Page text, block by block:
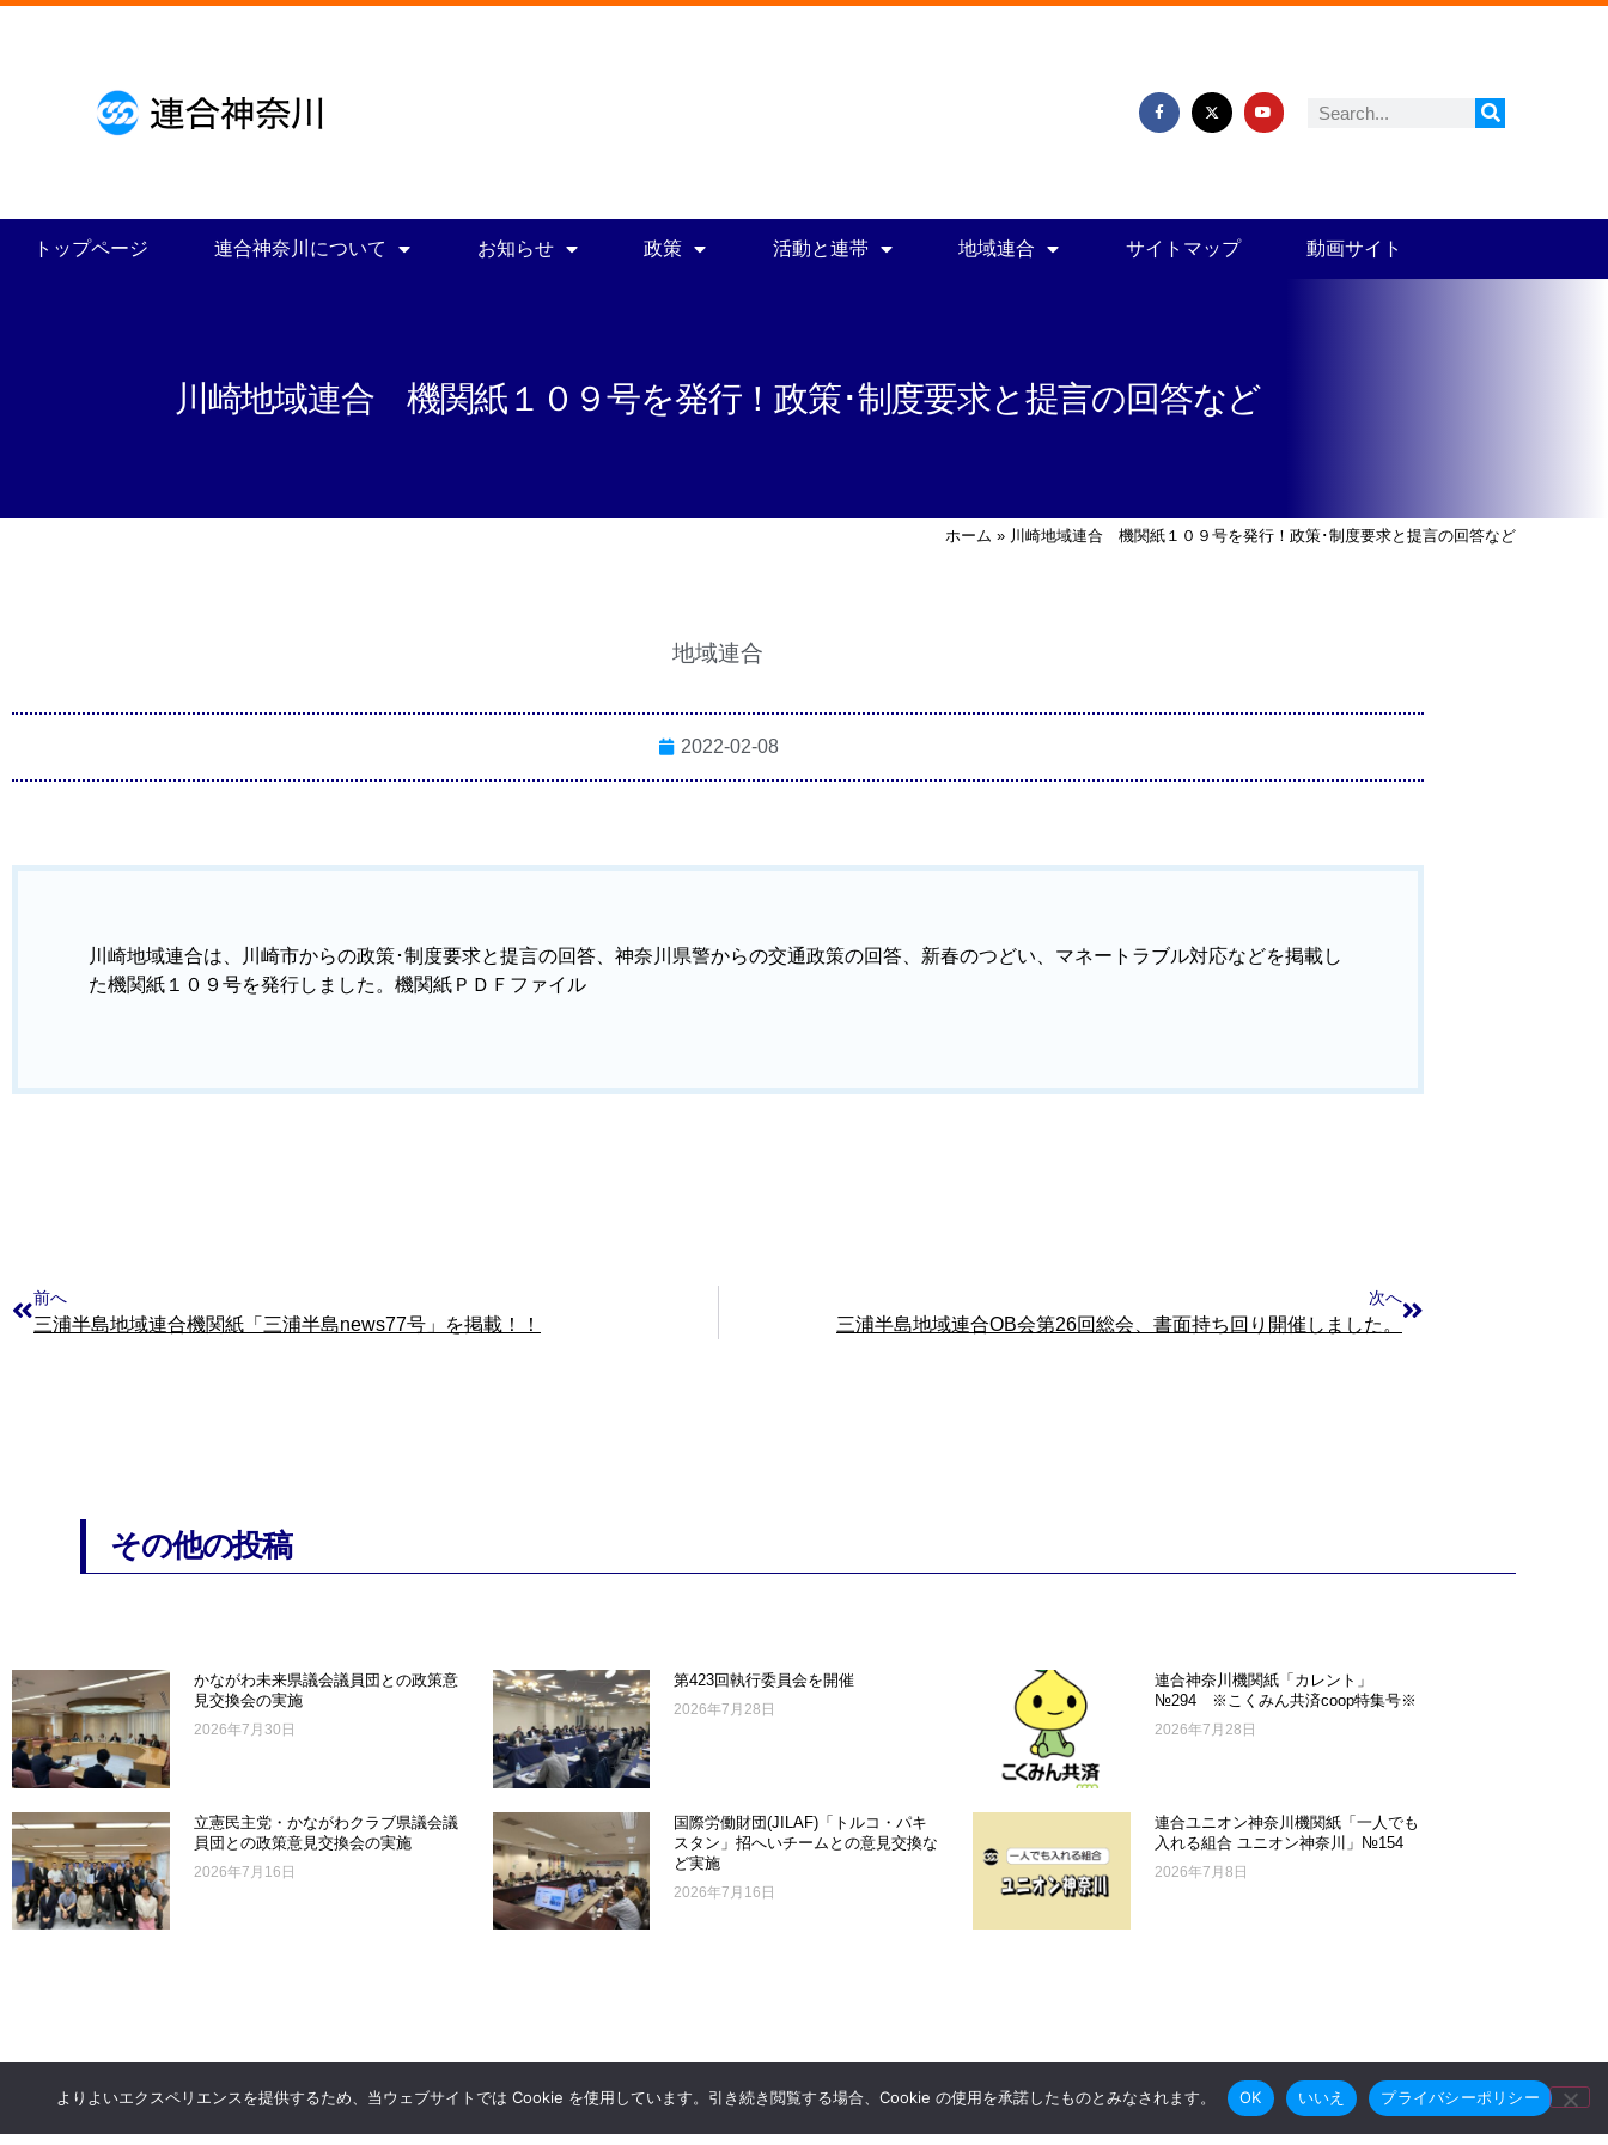
トップページ 連合神奈川について お知らせ 政策 活動と連帯 地域連合 サイトマップ 動画サイト
川崎地域連合 機関紙１０９号を発行！政策･制度要求と提言の回答など
ホーム » 川崎地域連合 機関紙１０９号を発行！政策･制度要求と提言の回答など
地域連合
2022-02-08
川崎地域連合は、川崎市からの政策･制度要求と提言の回答、神奈川県警からの交通政策の回答、新春のつどい、マネートラブル対応などを掲載し
た機関紙１０９号を発行しました。 機関紙ＰＤＦファイル
前へ
三浦半島地域連合機関紙「三浦半島news77号」を掲載！！
次へ
三浦半島地域連合OB会第26回総会、書面持ち回り開催しました。
その他の投稿
かながわ未来県議会議員団との政策意
見交換会の実施
2026年7月30日
第423回執行委員会を開催
2026年7月28日
連合神奈川機関紙「カレント」
№294 ※こくみん共済coop特集号※
2026年7月28日
立憲民主党・かながわクラブ県議会議
員団との政策意見交換会の実施
2026年7月16日
国際労働財団(JILAF)「トルコ・パキ
スタン」招へいチームとの意見交換な
ど実施
2026年7月16日
連合ユニオン神奈川機関紙「一人でも
入れる組合 ユニオン神奈川」№154
2026年7月8日
よりよいエクスペリエンスを提供するため、当ウェブサイトでは Cookie を使用しています。引き続き閲覧する場合、Cookie の使用を承諾したものとみなされます。 OK いいえ プライバシーポリシー